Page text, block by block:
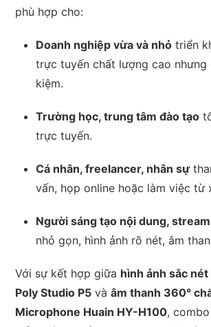
phù hợp cho:
Doanh nghiệp vừa và nhỏ triển
trực tuyến chất lượng cao nhưng
kiệm.
Trường học, trung tâm đào tạo
trực tuyến.
Cá nhân, freelancer, nhân sự
vấn, họp online hoặc làm việc từ
Người sáng tạo nội dung,
nhỏ gọn, hình ảnh rõ nét, âm
Với sự kết hợp giữa hình ảnh sắc
Poly Studio P5 vàâm thanh 360°
Microphone Huain HY-H100,